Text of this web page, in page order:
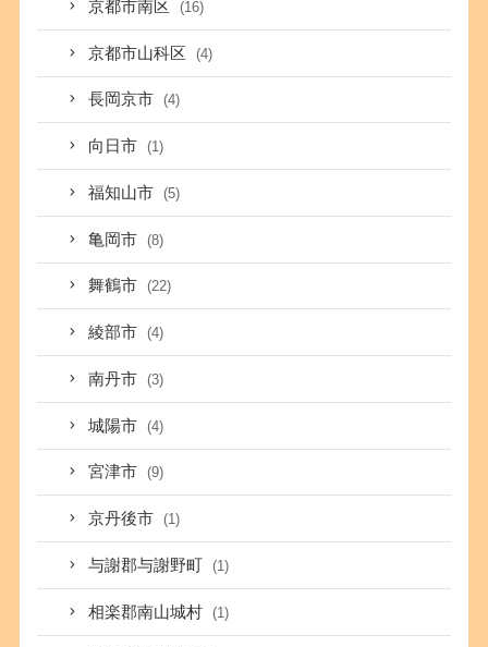
京都市南区 (16)
京都市山科区 (4)
長岡京市 (4)
向日市 (1)
福知山市 (5)
亀岡市 (8)
舞鶴市 (22)
綾部市 (4)
南丹市 (3)
城陽市 (4)
宮津市 (9)
京丹後市 (1)
与謝郡与謝野町 (1)
相楽郡南山城村 (1)